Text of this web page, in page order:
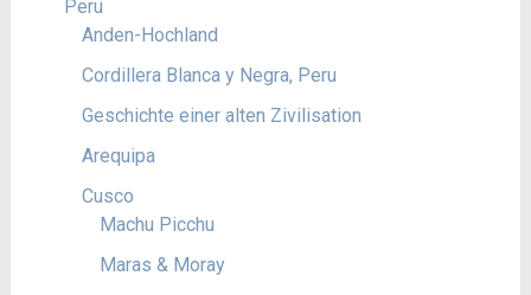
Peru
Anden-Hochland
Cordillera Blanca y Negra, Peru
Geschichte einer alten Zivilisation
Arequipa
Cusco
Machu Picchu
Maras & Moray